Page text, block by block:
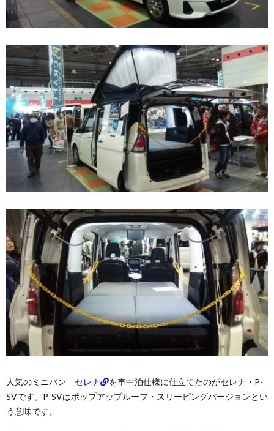
ドライ
その他
の軽キ
ャンパ
ー
3.
キャ
ブコ
3.1.
「ミニ
MYSミ
スティ
ック
3.2.
その他
のキャ
ブコン
4.
バン
コン
4.1.
レミア
ムハイ
ルー
フ」
人気のミニバン セレナ
を車中泊仕様に仕立てたのがセレナ・P-
SVです。P-SVはポップアップルーフ・スリーピングバージョンとい
う意味です。